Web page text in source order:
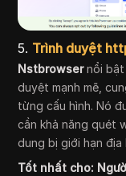
5. Trình duyệt
Nstbrowsernổi bật
duyệt mạnh mẽ,
từng cấu hình. Nó
cần khả năng quét
dung bị giới hạn địa
Tốt nhất cho: